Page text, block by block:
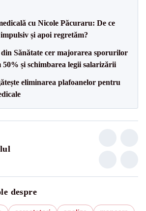
cu Nicole Păcuraru: De ce
și apoi regretăm?
Sănătate cer majorarea sporurilor
și schimbarea legii salarizării
eliminarea plafoanelor pentru
despre